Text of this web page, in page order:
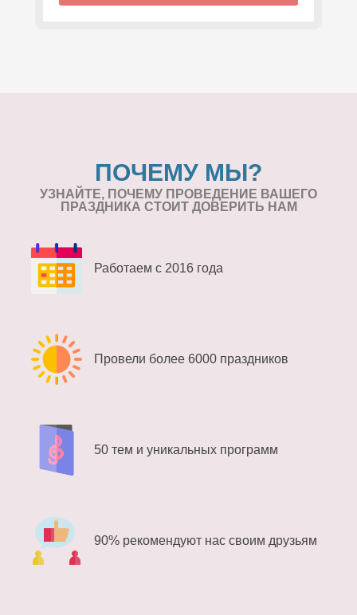
ПОЧЕМУ МЫ?
УЗНАЙТЕ, ПОЧЕМУ ПРОВЕДЕНИЕ ВАШЕГО
ПРАЗДНИКА СТОИТ ДОВЕРИТЬ НАМ
Работаем с 2016 года
Провели более 6000 праздников
50 тем и уникальных программ
90% рекомендуют нас своим друзьям